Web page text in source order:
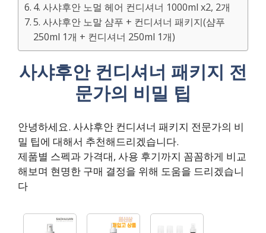
4. 사샤후안 노멀 헤어 컨디셔너 1000ml x2, 2개
5. 사샤후안 노말 샴푸 + 컨디셔너 패키지(샴푸
250ml 1개 + 컨디셔너 250ml 1개)
사샤후안 컨디셔너 패키지 전
문가의 비밀 팁
안녕하세요. 사샤후안 컨디셔너 패키지 전문가의 비
밀 팁에 대해서 추천해드리겠습니다.
제품별 스펙과 가격대, 사용 후기까지 꼼꼼하게 비교
해보며 현명한 구매 결정을 위해 도움을 드리겠습니
다